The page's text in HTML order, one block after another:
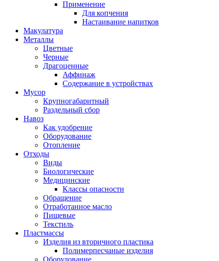
Применение
Для копчения
Настаивание напитков
Макулатура
Металлы
Цветные
Черные
Драгоценные
Аффинаж
Содержание в устройствах
Мусор
Крупногабаритный
Раздельный сбор
Навоз
Как удобрение
Оборудование
Отопление
Отходы
Виды
Биологические
Медицинские
Классы опасности
Обращение
Отработанное масло
Пищевые
Текстиль
Пластмассы
Изделия из вторичного пластика
Полимерпесчаные изделия
Оборудование